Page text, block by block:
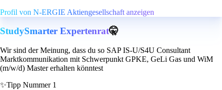
Profil von N-ERGIE Aktiengesellschaft anzeigen
StudySmarter Expertenrat🤫
Wir sind der Meinung, dass du so SAP IS-U/S4U Consultant
Marktkommunikation mit Schwerpunkt GPKE, GeLi Gas und WiM
(m/w/d) Master erhalten könntest
✨Tipp Nummer 1